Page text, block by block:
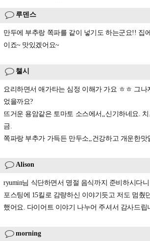
루덴스
만두에 부추랑 쪽파를 같이 넣기도 하는군요!! 집
이죠~ 맛있겠어요~
챌시
요리하면서 애가타는 심정 이해가 가요 ㅎㅎ 그나
었을까요?
뜨거운 용암같은 토마토 소스에서,,신기하네요.
금.
쪽파랑 부추가 가득든 만두소,,건강하고 개운한맛
Alison
ryumin님 식단하면서 명절 음식까지 준비하시다
포스팅에 15킬로 감량하신 이야기듯고 저도 멈췄
했어요. 다이어트 이야기 나누어 주셔서 감사드립
morning